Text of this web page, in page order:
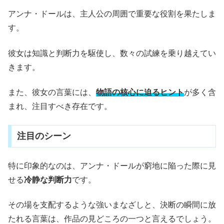
アンナ・ドールは、主人公の周囲で重要な役割を果たしま
す。
彼女は知識と判断力を駆使し、数々の試練を乗り越えてい
きます。
また、彼女の言葉には、 物語の核心に迫るヒントが多く含
まれ、注目すべき存在です。
注目のシーン
特に印象的なのは、アンナ・ドールが窮地に陥った際に見
せる冷静な判断力です。
その場を支配するような強いまなざしと、決断の瞬間に放
たれる言葉は、作品の見どころの一つと言えるでしょう。